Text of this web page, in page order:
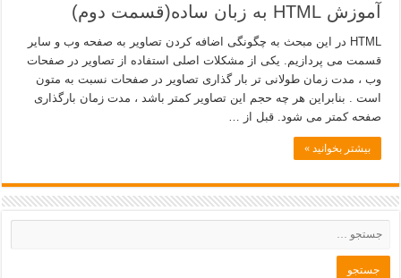
آموزش HTML به زبان ساده(قسمت دوم)
HTML در این مبحث به چگونگی اضافه کردن تصاویر به صفحه وب و سایر
قسمت می پردازیم. یکی از مشکلات اصلی استفاده از تصاویر در صفحات
وب ، مدت زمان طولانی تر بار گذاری تصاویر در صفحات نسبت به متون
است . بنابراین هر چه حجم این تصاویر کمتر باشد ، مدت زمان بارگذاری
صفحه کمتر می شود. قبل از …
بیشتر بخوانید »